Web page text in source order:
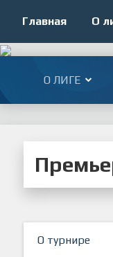
Главная О
О ЛИГЕ
О турнире